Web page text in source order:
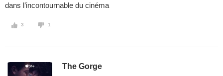
dans l’incontournable du cinéma
3 1
The Gorge